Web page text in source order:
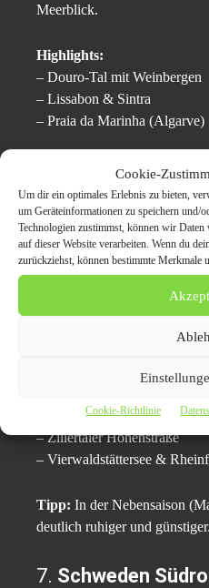
Cookie-
Um dir ein optimales Erlebnis zu bieten,
um Geräteinformationen zu speichern und/
Technologien zustimmst, können wir
auf dieser Website verarbeiten. Wenn du
zurückziehst, können bestimmte Merkmale
Cookie-Richtlinie
Meerblick.
Highlights:
– Douro-Tal mit Weinbergen
– Lissabon & Sintra
– Praia da Marinha (Algarve)
Viele Campingplätze
perfekt für Remote Work
6.
Deutschland,
Diese klassische Route für
– Schloss Neuschwanstein
– Zillertaler Höhenstraße
– Vierwaldstättersee &
Tipp: In der Nebensaison
deutlich ruhiger und günstiger.
7. Schweden